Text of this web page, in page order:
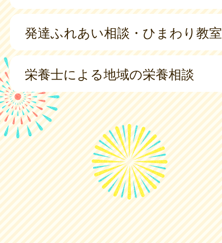
発達ふれあい相談・ひまわり教室
栄養士による地域の栄養相談